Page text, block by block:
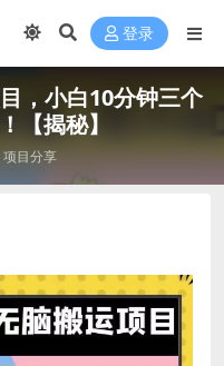
登录
，小白10分钟三个
【揭秘】
项目分享